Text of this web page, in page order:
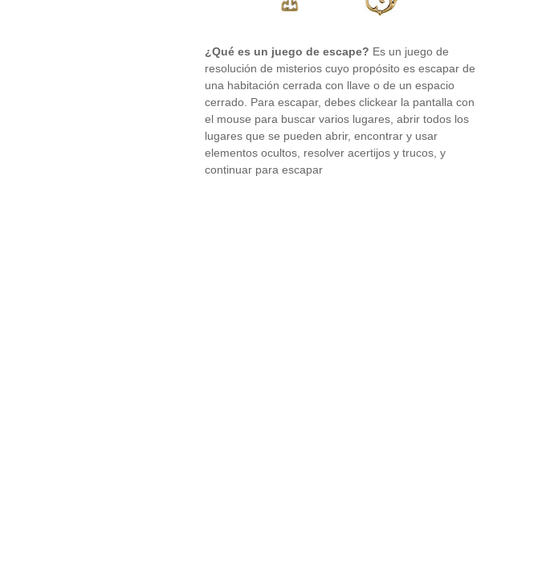
¿Qué es un juego de escape? Es un juego de
resolución de misterios cuyo propósito es escapar de
una habitación cerrada con llave o de un espacio
cerrado. Para escapar, debes clickear la pantalla con
el mouse para buscar varios lugares, abrir todos los
lugares que se pueden abrir, encontrar y usar
elementos ocultos, resolver acertijos y trucos, y
continuar para escapar